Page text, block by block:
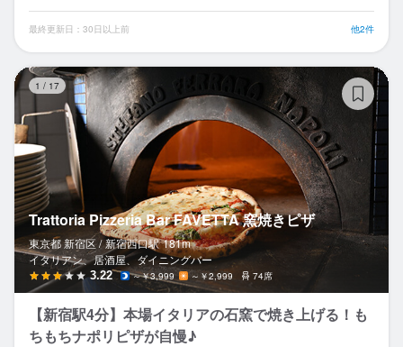
最終更新日：30日以上前 他2件
1 / 17
Trattoria Pizzeria Bar FAVETTA 窯焼きピザ
東京都 新宿区 / 新宿西口駅 181m
イタリアン、居酒屋、ダイニングバー
3.22 ～￥3,999 ～￥2,999 74席
【新宿駅4分】本場イタリアの石窯で焼き上げる！も
ちもちナポリピザが自慢♪